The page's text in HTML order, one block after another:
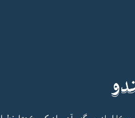
جيڪا اسان جو گهر آھي ان کي ڪھڙا خطرا